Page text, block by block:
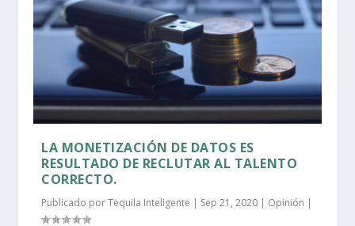
LA MONETIZACIÓN DE DATOS ES
RESULTADO DE RECLUTAR AL TALENTO
CORRECTO.
Publicado porTequila Inteligente | Sep 21, 2020 | Opinión |